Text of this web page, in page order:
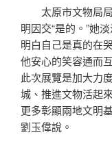
太原市文物局
明因交“是的。”她
明白自己是真的在
他安心的笑容通而
此次展覽是加大力
城、推進文物活起
更多彰顯兩地文明
劉玉偉說。